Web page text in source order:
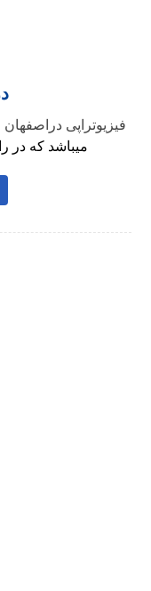
فیزیوتراپی دراصفهان
میباشد که در